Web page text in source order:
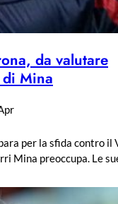
da valutare
Mina
per la sfida contro il
Mina preoccupa. Le